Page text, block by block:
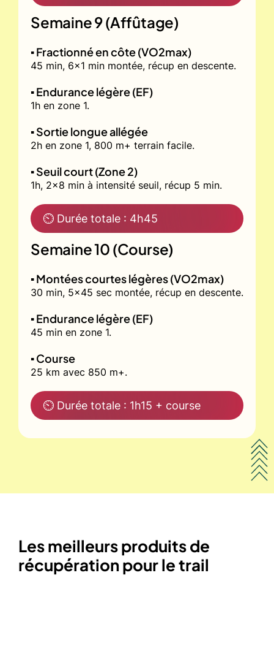
Semaine 9 (Affûtage)
▪️ Fractionné en côte (VO2max)
45 min, 6x1 min montée, récup en descente.
▪️ Endurance légère (EF)
1h en zone 1.
▪️ Sortie longue allégée
2h en zone 1, 800 m+ terrain facile.
▪️ Seuil court (Zone 2)
1h, 2x8 min à intensité seuil, récup 5 min.
⏲ Durée totale : 4h45
Semaine 10 (Course)
▪️ Montées courtes légères (VO2max)
30 min, 5x45 sec montée, récup en descente.
▪️ Endurance légère (EF)
45 min en zone 1.
▪️ Course
25 km avec 850 m+.
⏲ Durée totale : 1h15 + course
Les meilleurs produits de
récupération pour le trail